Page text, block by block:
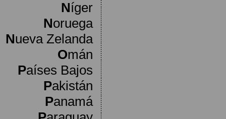
Níger
Noruega
Nueva Zelanda
Omán
Países Bajos
Pakistán
Panamá